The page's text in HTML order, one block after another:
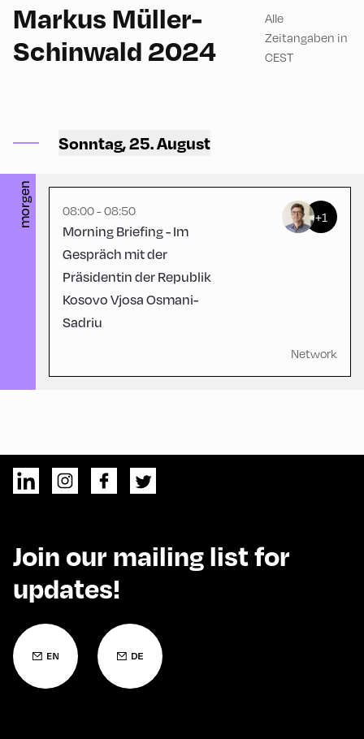
Markus Müller-
Schinwald 2024
Alle
Zeitangaben in
CEST
Sonntag, 25. August
morgen
Schulhäusl
08:00 - 08:50
Morning Briefing - Im
Gespräch mit der
Präsidentin der Republik
Kosovo Vjosa Osmani-
Sadriu
+1
Network
Join our mailing list for
updates!